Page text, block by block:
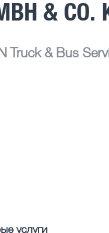
& CO.
Truck & Bus
услуги